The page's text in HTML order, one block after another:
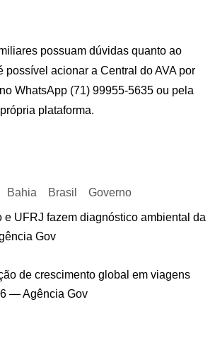
possuam dúvidas quanto ao
possível acionar a Central do AVA por
WhatsApp (71) 99955-5635 ou pela
plataforma.
Bahia Brasil Governo